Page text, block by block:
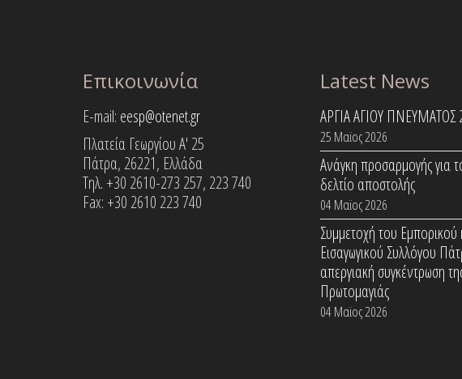
Επικοινωνία
E-mail: eesp@otenet.gr
Πλατεία Γεωργίου Α' 25
Πάτρα, 26221, Ελλάδα
Τηλ. +30 2610-273 257, 223 740
Fax: +30 2610 223 740
Latest News
ΑΡΓΙΑ ΑΓΙΟΥ ΠΝΕΥΜΑΤΟΣ
25 Μαϊος 2026
Ανάγκη προσαρμογής για
δελτίο αποστολής
04 Μαϊος 2026
Συμμετοχή του Εμπορικού
Εισαγωγικού Συλλόγου
απεργιακή συγκέντρωση
Πρωτομαγιάς
04 Μαϊος 2026